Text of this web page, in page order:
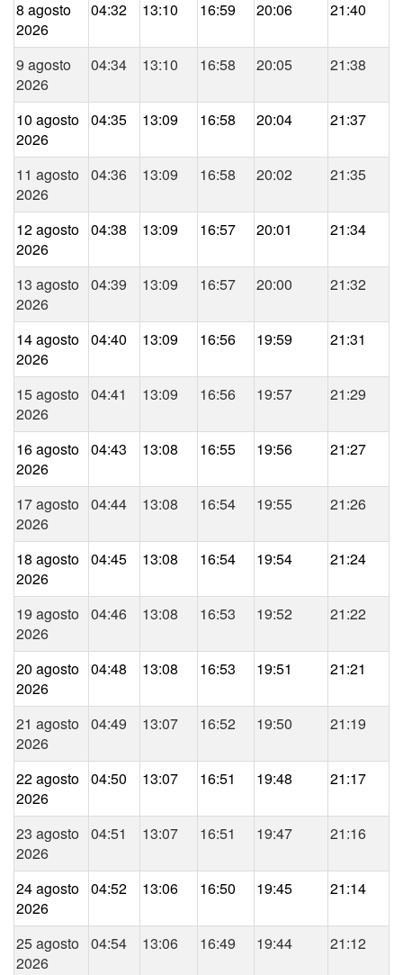
8 agosto
2026
04:32 13:10 16:59 20:06 21:40
9 agosto
2026
04:34 13:10 16:58 20:05 21:38
10 agosto
2026
04:35 13:09 16:58 20:04 21:37
11 agosto
2026
04:36 13:09 16:58 20:02 21:35
12 agosto
2026
04:38 13:09 16:57 20:01 21:34
13 agosto
2026
04:39 13:09 16:57 20:00 21:32
14 agosto
2026
04:40 13:09 16:56 19:59 21:31
15 agosto
2026
04:41 13:09 16:56 19:57 21:29
16 agosto
2026
04:43 13:08 16:55 19:56 21:27
17 agosto
2026
04:44 13:08 16:54 19:55 21:26
18 agosto
2026
04:45 13:08 16:54 19:54 21:24
19 agosto
2026
04:46 13:08 16:53 19:52 21:22
20 agosto
2026
04:48 13:08 16:53 19:51 21:21
21 agosto
2026
04:49 13:07 16:52 19:50 21:19
22 agosto
2026
04:50 13:07 16:51 19:48 21:17
23 agosto
2026
04:51 13:07 16:51 19:47 21:16
24 agosto
2026
04:52 13:06 16:50 19:45 21:14
25 agosto
2026
04:54 13:06 16:49 19:44 21:12